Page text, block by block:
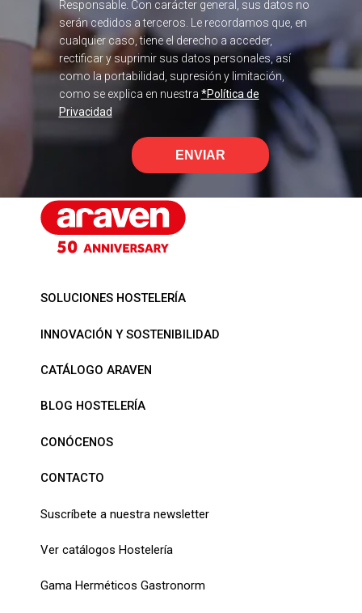
Responsable. Con carácter general, sus datos no
serán cedidos a terceros. Le recordamos que, en
cualquier caso, tiene el derecho a acceder,
rectificar y suprimir sus datos personales, así
como la portabilidad, supresión y limitación,
como se explica en nuestra *Política de
Privacidad
ENVIAR
SOLUCIONES HOSTELERÍA
INNOVACIÓN Y SOSTENIBILIDAD
CATÁLOGO ARAVEN
BLOG HOSTELERÍA
CONÓCENOS
CONTACTO
Suscríbete a nuestra newsletter
Ver catálogos Hostelería
Gama Herméticos Gastronorm